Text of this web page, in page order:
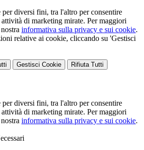
diversi fini, tra l'altro per consentire
di marketing mirate. Per maggiori
informativa sulla privacy e sui cookie.
relative ai cookie, cliccando su 'Gestisci
Gestisci Cookie Rifiuta Tutti
diversi fini, tra l'altro per consentire
di marketing mirate. Per maggiori
informativa sulla privacy e sui cookie.